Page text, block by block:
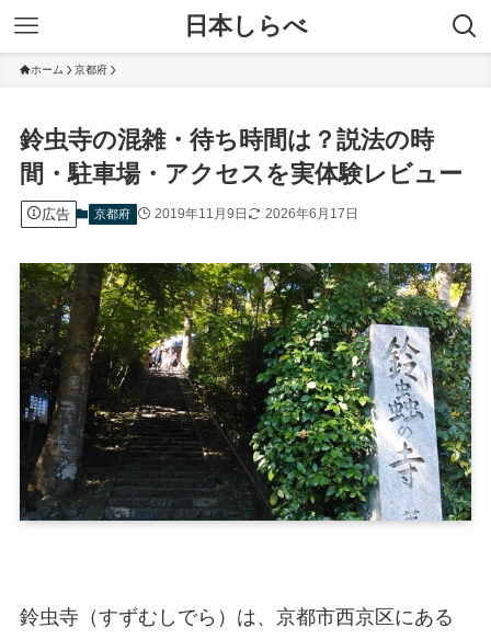
日本しらべ
ホーム 京都府
鈴虫寺の混雑・待ち時間は？説法の時
間・駐車場・アクセスを実体験レビュー
広告 京都府 2019年11月9日 2026年6月17日
鈴虫寺（すずむしでら）は、京都市西京区にある